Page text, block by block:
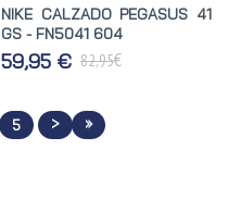
NIKE CALZADO PEGASUS 41
GS - FN5041 604
59,95 € 82,95€
5 > »